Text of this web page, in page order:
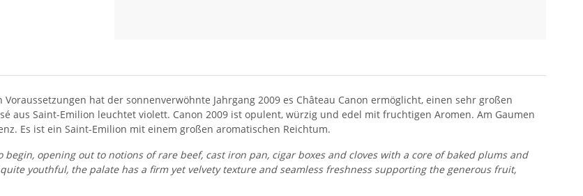
hat der sonnenverwöhnte Jahrgang 2009 es Château Canon ermöglicht, einen sehr großen
aus Saint-Emilion leuchtet violett. Canon 2009 ist opulent, würzig und edel mit fruchtigen Aromen. Am Gaumen
Es ist ein Saint-Emilion mit einem großen aromatischen Reichtum.
opening out to notions of rare beef, cast iron pan, cigar boxes and cloves with a core of baked plums and
youthful, the palate has a firm yet velvety texture and seamless freshness supporting the generous fruit,